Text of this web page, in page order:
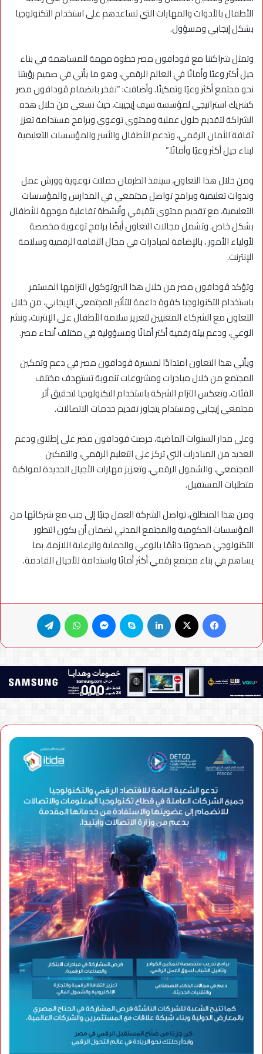
الأطفال بالأدوات والمهارات التي تساعدهم على استخدام التكنولوجيا
بشكل إيجابي ومسؤول.
وتمثل شراكتنا مع ڤودافون مصر خطوة مهمة للمساهمة في بناء
جيل أكثر وعيًا وأمانًا في العالم الرقمي، وهو ما يأتي في صميم رؤيتنا
نحو مجتمع أكثر وعيًا وتمكينًا. وأضافت: “نفخر بانضمام ڤودافون مصر
كشريك استراتيجي لمؤسسة سيف إيجيبت، حيث نسعى من خلال هذه
الشراكة لتقديم حلول عملية ومحتوى توعوي وبرامج مستدامة تعزز
ثقافة الأمان الرقمي، وتدعم الأطفال والأسر والمؤسسات التعليمية
لبناء جيل أكثر وعيًا وأمانًا.”
ومن خلال هذا التعاون، سينفذ الطرفان حملات توعوية وورش عمل
وندوات تعليمية وبرامج تواصل مجتمعي في المدارس والمؤسسات
التعليمية، مع تقديم محتوى تثقيفي وأنشطة تفاعلية موجهة للأطفال
بشكل خاص. وتشمل مجالات التعاون أيضًا برامج توعوية مخصصة
لأولياء الأمور ، بالإضافة لمبادرات في مجال الثقافة الرقمية وسلامة
الإنترنت.
وتؤكد ڤودافون مصر من خلال هذا البروتوكول التزامها المستمر
باستخدام التكنولوجيا كقوة داعمة للتأثير المجتمعي الإيجابي، من خلال
التعاون مع الشركاء المعنيين لتعزيز سلامة الأطفال على الإنترنت، ونشر
الوعي، ودعم بيئة رقمية أكثر أمانًا ومسؤولية في مختلف أنحاء مصر.
ويأتي هذا التعاون امتدادًا لمسيرة ڤودافون مصر في دعم وتمكين
المجتمع من خلال مبادرات ومشروعات تنموية تستهدف مختلف
الفئات، وتعكس التزام الشركة باستخدام التكنولوجيا لتحقيق أثر
مجتمعي إيجابي ومستدام يتجاوز تقديم خدمات الاتصالات.
وعلى مدار السنوات الماضية، حرصت ڤودافون مصر على إطلاق ودعم
العديد من المبادرات التي تركز على التعليم الرقمي، والتمكين
المجتمعي، والشمول الرقمي، وتعزيز مهارات الأجيال الجديدة لمواكبة
متطلبات المستقبل.
ومن هذا المنطلق، تواصل الشركة العمل جنبًا إلى جنب مع شركائها من
المؤسسات الحكومية والمجتمع المدني لضمان أن يكون التطور
التكنولوجي مصحوبًا دائمًا بالوعي والحماية والرعاية اللازمة، بما
يساهم في بناء مجتمع رقمي أكثر أمانًا واستدامة للأجيال القادمة.
فيسبوك لينكدإن سكايب ماسنجر واتساب